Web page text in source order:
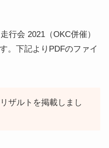
行会 2021（OKC併催）
。下記よりPDFのファイ
ザルトを掲載しまし